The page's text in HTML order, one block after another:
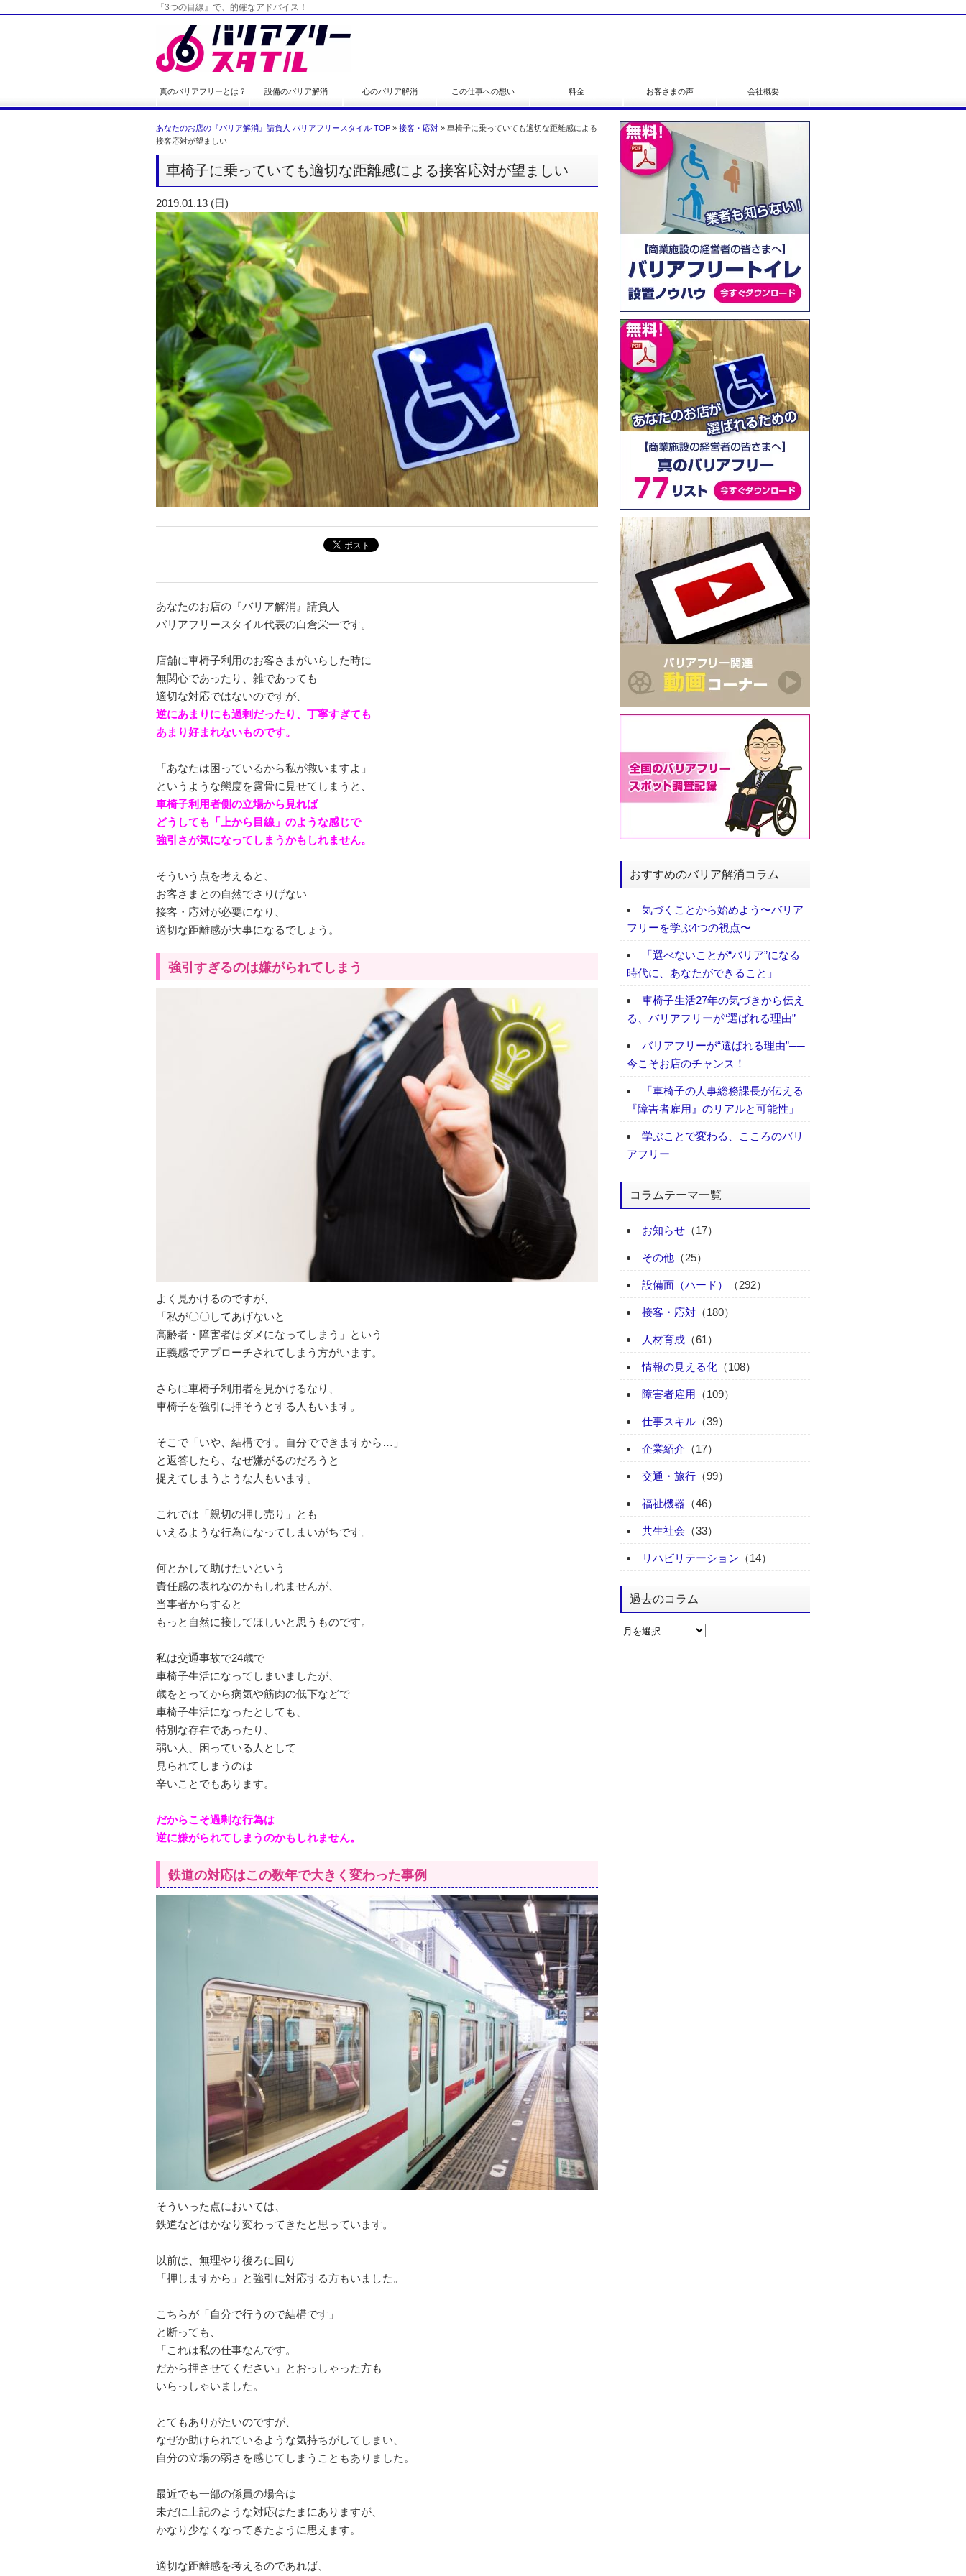
『3つの目線』で、的確なアドバイス！
真のバリアフリーとは？ 設備のバリア解消 心のバリア解消 この仕事への想い 料金 お客さまの声 会社概要
あなたのお店の『バリア解消』請負人 バリアフリースタイル TOP » 接客・応対 » 車椅子に乗っていても適切な距離感による
接客応対が望ましい
車椅子に乗っていても適切な距離感による接客応対が望ましい
2019.01.13 (日)
あなたのお店の『バリア解消』請負人
バリアフリースタイル代表の白倉栄一です。
店舗に車椅子利用のお客さまがいらした時に
無関心であったり、雑であっても
適切な対応ではないのですが、
逆にあまりにも過剰だったり、丁寧すぎても
あまり好まれないものです。
「あなたは困っているから私が救いますよ」
というような態度を露骨に見せてしまうと、
車椅子利用者側の立場から見れば
どうしても「上から目線」のような感じで
強引さが気になってしまうかもしれません。
そういう点を考えると、
お客さまとの自然でさりげない
接客・応対が必要になり、
適切な距離感が大事になるでしょう。
強引すぎるのは嫌がられてしまう
よく見かけるのですが、
「私が〇〇してあげないと
高齢者・障害者はダメになってしまう」という
正義感でアプローチされてしまう方がいます。
さらに車椅子利用者を見かけるなり、
車椅子を強引に押そうとする人もいます。
そこで「いや、結構です。自分でできますから…」
と返答したら、なぜ嫌がるのだろうと
捉えてしまうような人もいます。
これでは「親切の押し売り」とも
いえるような行為になってしまいがちです。
何とかして助けたいという
責任感の表れなのかもしれませんが、
当事者からすると
もっと自然に接してほしいと思うものです。
私は交通事故で24歳で
車椅子生活になってしまいましたが、
歳をとってから病気や筋肉の低下などで
車椅子生活になったとしても、
特別な存在であったり、
弱い人、困っている人として
見られてしまうのは
辛いことでもあります。
だからこそ過剰な行為は
逆に嫌がられてしまうのかもしれません。
鉄道の対応はこの数年で大きく変わった事例
そういった点においては、
鉄道などはかなり変わってきたと思っています。
以前は、無理やり後ろに回り
「押しますから」と強引に対応する方もいました。
こちらが「自分で行うので結構です」
と断っても、
「これは私の仕事なんです。
だから押させてください」とおっしゃった方も
いらっしゃいました。
とてもありがたいのですが、
なぜか助けられているような気持ちがしてしまい、
自分の立場の弱さを感じてしまうこともありました。
最近でも一部の係員の場合は
未だに上記のような対応はたまにありますが、
かなり少なくなってきたように思えます。
適切な距離感を考えるのであれば、
おすすめのバリア解消コラム
気づくことから始めよう〜バリア
フリーを学ぶ4つの視点〜
「選べないことが“バリア”になる
時代に、あなたができること」
車椅子生活27年の気づきから伝え
る、バリアフリーが“選ばれる理由”
バリアフリーが“選ばれる理由”──
今こそお店のチャンス！
「車椅子の人事総務課長が伝える
『障害者雇用』のリアルと可能性」
学ぶことで変わる、こころのバリ
アフリー
コラムテーマ一覧
お知らせ （17）
その他 （25）
設備面（ハード） （292）
接客・応対 （180）
人材育成 （61）
情報の見える化 （108）
障害者雇用 （109）
仕事スキル （39）
企業紹介 （17）
交通・旅行 （99）
福祉機器 （46）
共生社会 （33）
リハビリテーション （14）
過去のコラム